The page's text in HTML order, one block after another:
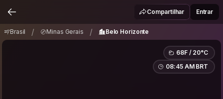
Belo Horizonte
Compartilhar Entrar
Brasil / Minas Gerais / Belo Horizonte
68F / 20°C
08:45 AM BRT